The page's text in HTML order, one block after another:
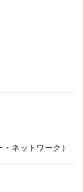
ネットワーク）